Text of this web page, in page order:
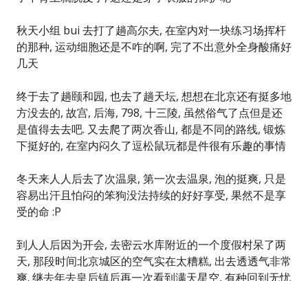
秋天小组 bui 去打了趟高尔夫, 在室内对一块练习场挥杆
的那种, 运动细胞还是不咋的啊, 完了不出意外全身酸痛好
几天
终于去了趟颐和园, 也去了趟天坛, 想想在北京还有挺多地
方没去的, 故宫, 后海, 798, 十三陵, 虽然俗气了点但是还
是值得去去吧. 又去爬了两次香山, 都是不同的路线, 锻炼
下挺好的, 在室内闷久了逗松鼠玩都是件很有乐趣的事情
冬天来人人后去了次温泉, 第一次去温泉, 泡的挺爽, 只是
容易出汗且怕闷的笨狗没法持续的好好享受, 果然不是享
受的命 :P
到人人后因为开会, 去密云水库附近的一个度假村呆了两
天, 那段时间北京城区的空气实在太糟糕, 出去透透气非常
爽. 继去年去皇后镇后再一次看到满天星空, 有种回到无忧